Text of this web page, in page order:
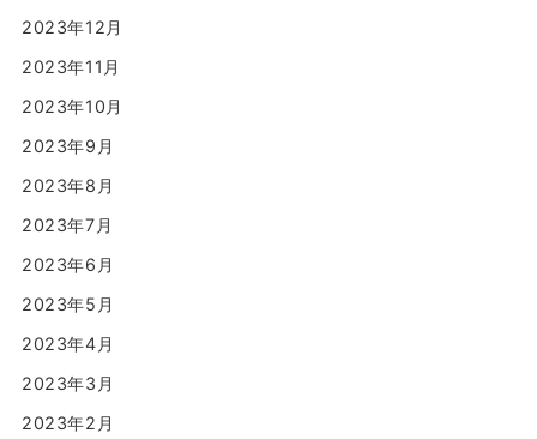
2023年12月
2023年11月
2023年10月
2023年9月
2023年8月
2023年7月
2023年6月
2023年5月
2023年4月
2023年3月
2023年2月